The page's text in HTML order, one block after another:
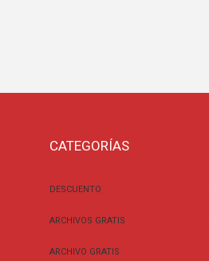
CATEGORÍAS
DESCUENTO
ARCHIVOS GRATIS
ARCHIVO GRATIS